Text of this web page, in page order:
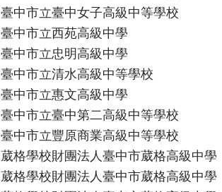
臺中市立臺中女子高級中等學校
臺中市立西苑高級中學
臺中市立忠明高級中學
臺中市立清水高級中等學校
臺中市立惠文高級中學
臺中市立臺中第二高級中等學校
臺中市立豐原商業高級中等學校
葳格學校財團法人臺中市葳格高級中學
葳格學校財團法人臺中市葳格高級中學